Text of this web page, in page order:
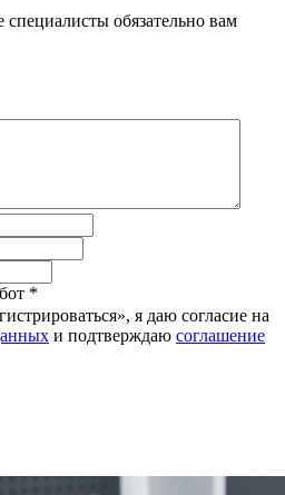
обязательно вам
*
я даю согласие на
и подтверждаю соглашение